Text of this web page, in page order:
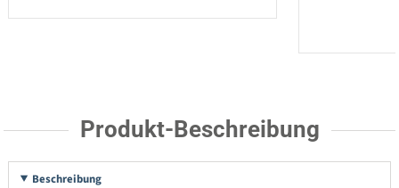
Produkt-Beschreibung
Beschreibung